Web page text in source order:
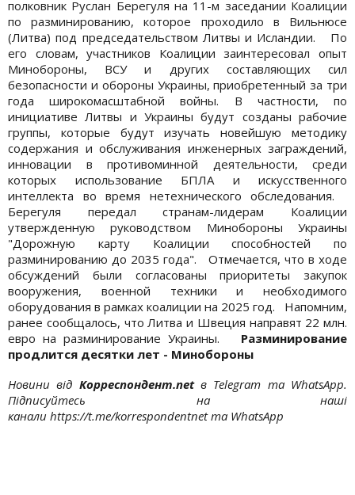
полковник Руслан Берегуля на 11-м заседании Коалиции
по разминированию, которое проходило в Вильнюсе
(Литва) под председательством Литвы и Исландии. По
его словам, участников Коалиции заинтересовал опыт
Минобороны, ВСУ и других составляющих сил
безопасности и обороны Украины, приобретенный за три
года широкомасштабной войны. В частности, по
инициативе Литвы и Украины будут созданы рабочие
группы, которые будут изучать новейшую методику
содержания и обслуживания инженерных заграждений,
инновации в противоминной деятельности, среди
которых использование БПЛА и искусственного
интеллекта во время нетехнического обследования.
Берегуля передал странам-лидерам Коалиции
утвержденную руководством Минобороны Украины
"Дорожную карту Коалиции способностей по
разминированию до 2035 года". Отмечается, что в ходе
обсуждений были согласованы приоритеты закупок
вооружения, военной техники и необходимого
оборудования в рамках коалиции на 2025 год. Напомним,
ранее сообщалось, что Литва и Швеция направят 22 млн.
евро на разминирование Украины. Разминирование
продлится десятки лет - Минобороны
Новини від Корреспондент.netв Telegram та WhatsApp.
Підписуйтесь на наші
канали https://t.me/korrespondentnet та WhatsApp